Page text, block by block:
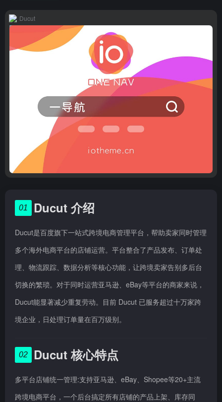
Ducut
01 Ducut 介绍
Ducut是百度旗下一站式跨境电商管理平台，帮助卖家同时管理
多个海外电商平台的店铺运营。平台整合了产品发布、订单处
理、物流跟踪、数据分析等核心功能，让跨境卖家告别多后台
切换的繁琐。对于同时运营亚马逊、eBay等平台的商家来说，
Ducut能显著减少重复劳动。目前 Ducut 已服务超过十万家跨
境企业，日处理订单量在百万级别。
02 Ducut 核心特点
多平台店铺统一管理:支持亚马逊、eBay、Shopee等20+主流
跨境电商平台，一个后台搞定所有店铺的产品上架、库存同